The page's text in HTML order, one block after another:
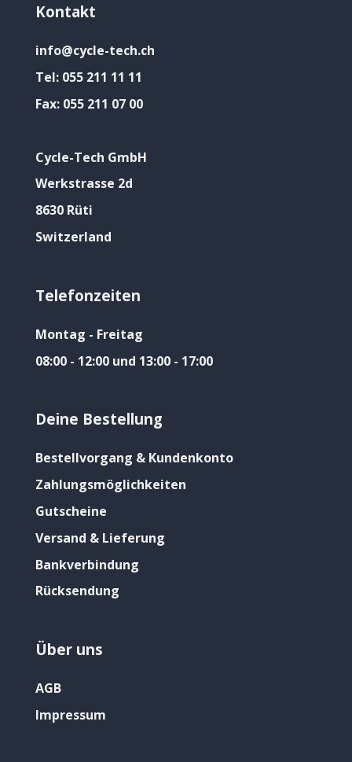
Kontakt
info@cycle-tech.ch
Tel: 055 211 11 11
Fax: 055 211 07 00
Cycle-Tech GmbH
Werkstrasse 2d
8630 Rüti
Switzerland
Telefonzeiten
Montag - Freitag
08:00 - 12:00 und 13:00 - 17:00
Deine Bestellung
Bestellvorgang & Kundenkonto
Zahlungsmöglichkeiten
Gutscheine
Versand & Lieferung
Bankverbindung
Rücksendung
Über uns
AGB
Impressum